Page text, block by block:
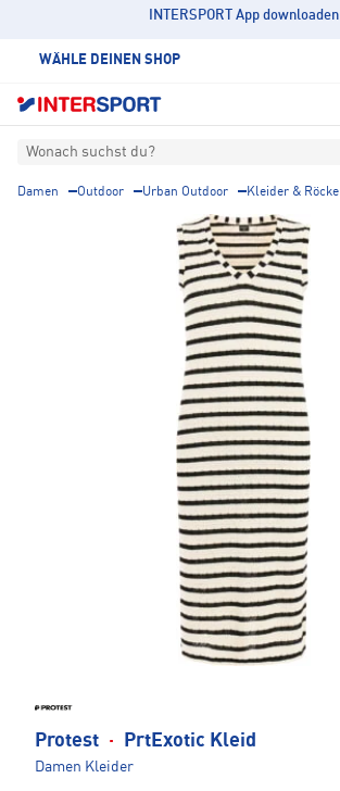
INTERSPORT App downloaden
WÄHLE DEINEN SHOP
Wonach suchst du?
Damen Outdoor Urban Outdoor Kleider & Röcke
Protest · PrtExotic Kleid
Damen Kleider